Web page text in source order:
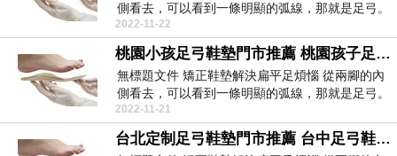
側看去，可以看到一條明顯的弧線，那就是足弓。
足...
2022-11-22
桃園小孩足弓鞋墊門市推薦 桃園孩子足弓鞋墊門市推薦 足底筋膜炎治療方法外用35536
無標題文件 矯正鞋墊解決扁平足煩惱 從兩腳的內
側看去，可以看到一條明顯的弧線，那就是足弓。
足...
2022-11-21
台北定制足弓鞋墊門市推薦 台中足弓鞋墊有用嗎門市推薦 足底筋膜炎筋膜球使用方法8191